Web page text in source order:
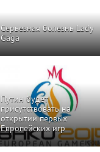
Серьезная болезнь Lady
Gaga
Путин будет
присутствовать на
открытии первых
Европейских игр